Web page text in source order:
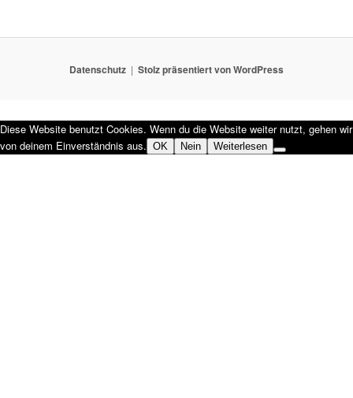
Datenschutz Stolz präsentiert von WordPress
Diese Website benutzt Cookies. Wenn du die Website weiter nutzt, gehen wir
von deinem Einverständnis aus. OK Nein Weiterlesen